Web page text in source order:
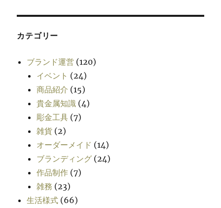
カテゴリー
ブランド運営 (120)
イベント (24)
商品紹介 (15)
貴金属知識 (4)
彫金工具 (7)
雑貨 (2)
オーダーメイド (14)
ブランディング (24)
作品制作 (7)
雑務 (23)
生活様式 (66)